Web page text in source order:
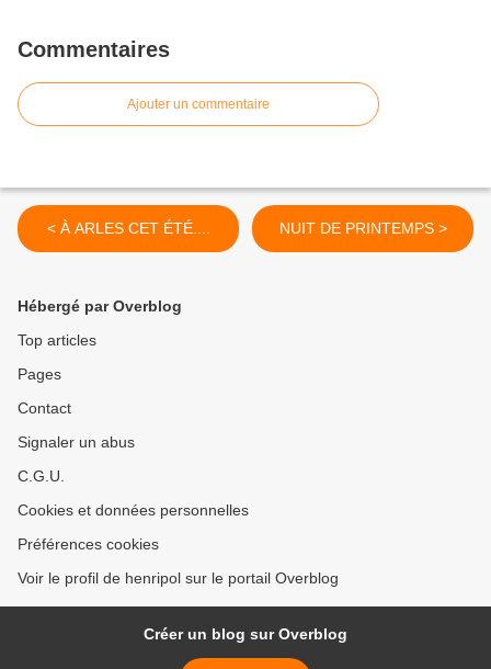
Commentaires
Ajouter un commentaire
< À ARLES CET ÉTÉ.... NUIT DE PRINTEMPS >
Hébergé par Overblog
Top articles
Pages
Contact
Signaler un abus
C.G.U.
Cookies et données personnelles
Préférences cookies
Voir le profil de henripol sur le portail Overblog
Créer un blog sur Overblog